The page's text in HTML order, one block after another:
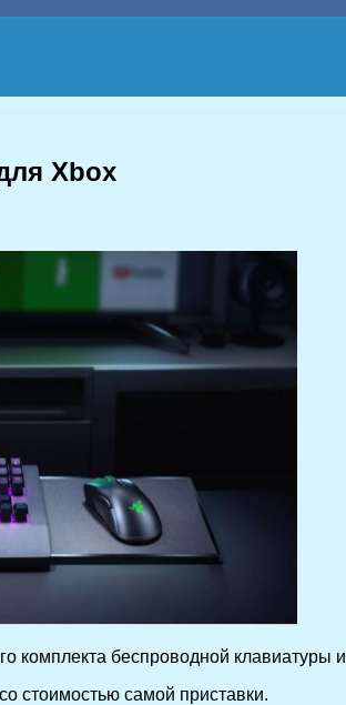
Xbox
комплекта беспроводной
стоимостью самой приставки.